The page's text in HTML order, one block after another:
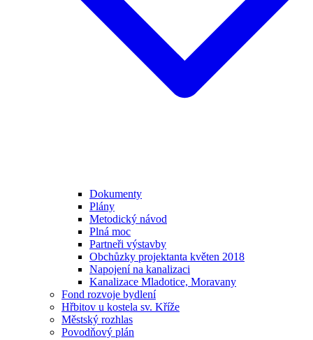
Dokumenty
Plány
Metodický návod
Plná moc
Partneři výstavby
Obchůzky projektanta květen 2018
Napojení na kanalizaci
Kanalizace Mladotice, Moravany
Fond rozvoje bydlení
Hřbitov u kostela sv. Kříže
Městský rozhlas
Povodňový plán